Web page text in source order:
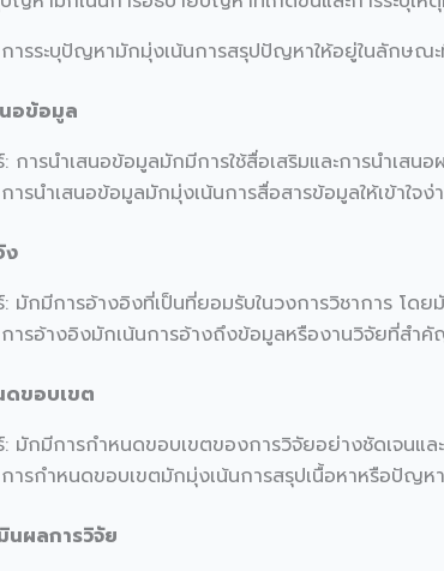
ารระบุปัญหามักมุ่งเน้นการสรุปปัญหาให้อยู่ในลักษณะที่
นอข้อมูล
การนำเสนอข้อมูลมักมีการใช้สื่อเสริมและการนำเสน
ารนำเสนอข้อมูลมักมุ่งเน้นการสื่อสารข้อมูลให้เข้าใจง่
ง
มักมีการอ้างอิงที่เป็นที่ยอมรับในวงการวิชาการ โด
ารอ้างอิงมักเน้นการอ้างถึงข้อมูลหรืองานวิจัยที่สำคั
ดขอบเขต
มักมีการกำหนดขอบเขตของการวิจัยอย่างชัดเจนแล
ารกำหนดขอบเขตมักมุ่งเน้นการสรุปเนื้อหาหรือปัญหา
นผลการวิจัย